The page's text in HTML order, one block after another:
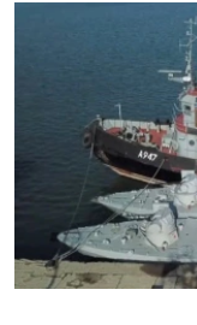
СПЕЦПРОЕКТИ
ДЕПОРТАЦІЯ
ВІДЕОУРОКИ «ELIFBE»
СВІДЧЕННЯ ОКУПАЦІЇ
УКРАЇНСЬКА
ІНФОГРАФІКА
ЯК ОБІЙТИ
Qırımtatar
ДОЛУЧАЙСЯ!